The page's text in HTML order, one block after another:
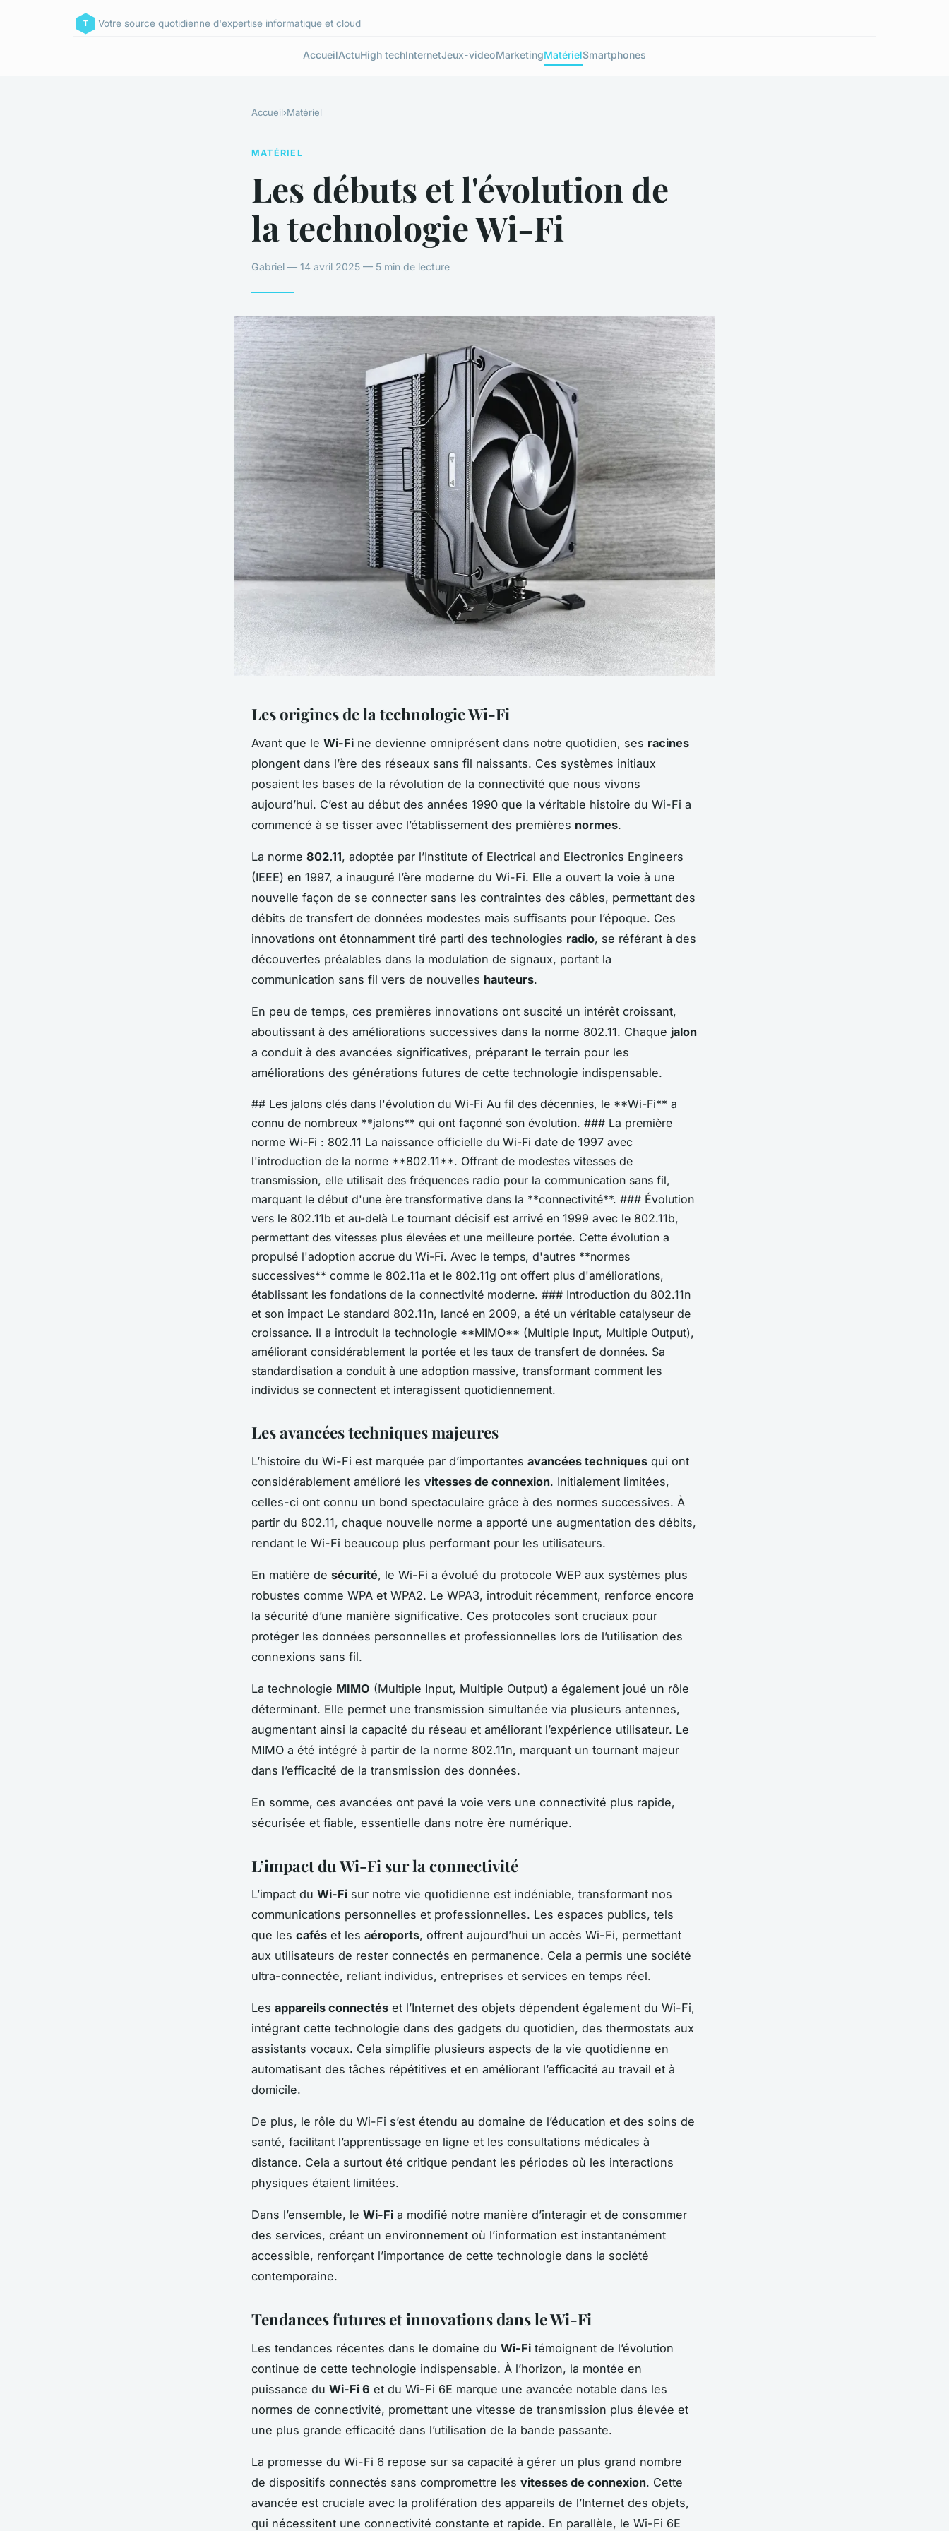
Votre source quotidienne d'expertise informatique et cloud
AccueilActuHigh techInternetJeux-videoMarketingMatérielSmartphones
Accueil›Matériel
MATÉRIEL
Les débuts et l'évolution de
la technologie Wi-Fi
Gabriel — 14 avril 2025 — 5 min de lecture
Les origines de la technologie Wi-Fi
Avant que le Wi-Fi ne devienne omniprésent dans notre quotidien, ses racines
plongent dans l’ère des réseaux sans fil naissants. Ces systèmes initiaux
posaient les bases de la révolution de la connectivité que nous vivons
aujourd’hui. C’est au début des années 1990 que la véritable histoire du Wi-Fi a
commencé à se tisser avec l’établissement des premières normes.
La norme 802.11, adoptée par l’Institute of Electrical and Electronics Engineers
(IEEE) en 1997, a inauguré l’ère moderne du Wi-Fi. Elle a ouvert la voie à une
nouvelle façon de se connecter sans les contraintes des câbles, permettant des
débits de transfert de données modestes mais suffisants pour l’époque. Ces
innovations ont étonnamment tiré parti des technologies radio, se référant à des
découvertes préalables dans la modulation de signaux, portant la
communication sans fil vers de nouvelles hauteurs.
En peu de temps, ces premières innovations ont suscité un intérêt croissant,
aboutissant à des améliorations successives dans la norme 802.11. Chaque jalon
a conduit à des avancées significatives, préparant le terrain pour les
améliorations des générations futures de cette technologie indispensable.
## Les jalons clés dans l'évolution du Wi-Fi Au fil des décennies, le **Wi-Fi** a
connu de nombreux **jalons** qui ont façonné son évolution. ### La première
norme Wi-Fi : 802.11 La naissance officielle du Wi-Fi date de 1997 avec
l'introduction de la norme **802.11**. Offrant de modestes vitesses de
transmission, elle utilisait des fréquences radio pour la communication sans fil,
marquant le début d'une ère transformative dans la **connectivité**. ### Évolution
vers le 802.11b et au-delà Le tournant décisif est arrivé en 1999 avec le 802.11b,
permettant des vitesses plus élevées et une meilleure portée. Cette évolution a
propulsé l'adoption accrue du Wi-Fi. Avec le temps, d'autres **normes
successives** comme le 802.11a et le 802.11g ont offert plus d'améliorations,
établissant les fondations de la connectivité moderne. ### Introduction du 802.11n
et son impact Le standard 802.11n, lancé en 2009, a été un véritable catalyseur de
croissance. Il a introduit la technologie **MIMO** (Multiple Input, Multiple Output),
améliorant considérablement la portée et les taux de transfert de données. Sa
standardisation a conduit à une adoption massive, transformant comment les
individus se connectent et interagissent quotidiennement.
Les avancées techniques majeures
L’histoire du Wi-Fi est marquée par d’importantes avancées techniques qui ont
considérablement amélioré les vitesses de connexion. Initialement limitées,
celles-ci ont connu un bond spectaculaire grâce à des normes successives. À
partir du 802.11, chaque nouvelle norme a apporté une augmentation des débits,
rendant le Wi-Fi beaucoup plus performant pour les utilisateurs.
En matière de sécurité, le Wi-Fi a évolué du protocole WEP aux systèmes plus
robustes comme WPA et WPA2. Le WPA3, introduit récemment, renforce encore
la sécurité d’une manière significative. Ces protocoles sont cruciaux pour
protéger les données personnelles et professionnelles lors de l’utilisation des
connexions sans fil.
La technologie MIMO (Multiple Input, Multiple Output) a également joué un rôle
déterminant. Elle permet une transmission simultanée via plusieurs antennes,
augmentant ainsi la capacité du réseau et améliorant l’expérience utilisateur. Le
MIMO a été intégré à partir de la norme 802.11n, marquant un tournant majeur
dans l’efficacité de la transmission des données.
En somme, ces avancées ont pavé la voie vers une connectivité plus rapide,
sécurisée et fiable, essentielle dans notre ère numérique.
L’impact du Wi-Fi sur la connectivité
L’impact du Wi-Fi sur notre vie quotidienne est indéniable, transformant nos
communications personnelles et professionnelles. Les espaces publics, tels
que les cafés et les aéroports, offrent aujourd’hui un accès Wi-Fi, permettant
aux utilisateurs de rester connectés en permanence. Cela a permis une société
ultra-connectée, reliant individus, entreprises et services en temps réel.
Les appareils connectés et l’Internet des objets dépendent également du Wi-Fi,
intégrant cette technologie dans des gadgets du quotidien, des thermostats aux
assistants vocaux. Cela simplifie plusieurs aspects de la vie quotidienne en
automatisant des tâches répétitives et en améliorant l’efficacité au travail et à
domicile.
De plus, le rôle du Wi-Fi s’est étendu au domaine de l’éducation et des soins de
santé, facilitant l’apprentissage en ligne et les consultations médicales à
distance. Cela a surtout été critique pendant les périodes où les interactions
physiques étaient limitées.
Dans l’ensemble, le Wi-Fi a modifié notre manière d’interagir et de consommer
des services, créant un environnement où l’information est instantanément
accessible, renforçant l’importance de cette technologie dans la société
contemporaine.
Tendances futures et innovations dans le Wi-Fi
Les tendances récentes dans le domaine du Wi-Fi témoignent de l’évolution
continue de cette technologie indispensable. À l’horizon, la montée en
puissance du Wi-Fi 6 et du Wi-Fi 6E marque une avancée notable dans les
normes de connectivité, promettant une vitesse de transmission plus élevée et
une plus grande efficacité dans l’utilisation de la bande passante.
La promesse du Wi-Fi 6 repose sur sa capacité à gérer un plus grand nombre
de dispositifs connectés sans compromettre les vitesses de connexion. Cette
avancée est cruciale avec la prolifération des appareils de l’Internet des objets,
qui nécessitent une connectivité constante et rapide. En parallèle, le Wi-Fi 6E